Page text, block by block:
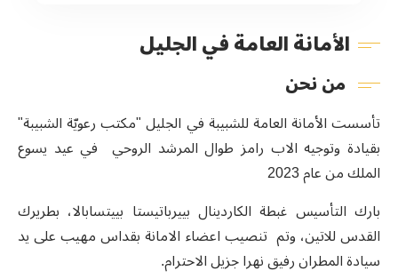
الأمانة العامة في الجليل
من نحن
تأسست الأمانة العامة للشبيبة في الجليل "مكتب رعويّة الشبيبة"
بقيادة وتوجيه الاب رامز طوال المرشد الروحي في عيد يسوع
الملك من عام 2023
بارك التأسيس غبطة الكاردينال بييرباتيستا بييتسابالا، بطريرك
القدس للاتين، وتم تنصيب اعضاء الامانة بقداس مهيب على يد
سيادة المطران رفيق نهرا جزيل الاحترام.